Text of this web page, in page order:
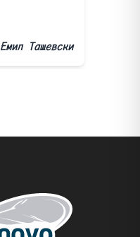
Емил Ташевски